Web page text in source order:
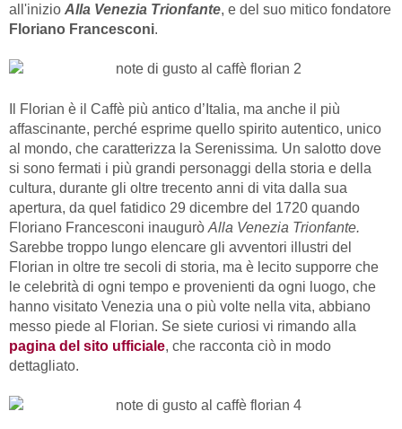
all'inizio Alla Venezia Trionfante, e del suo mitico fondatore
Floriano Francesconi.
Il Florian è il Caffè più antico d’Italia, ma anche il più
affascinante, perché esprime quello spirito autentico, unico
al mondo, che caratterizza la Serenissima. Un salotto dove
si sono fermati i più grandi personaggi della storia e della
cultura, durante gli oltre trecento anni di vita dalla sua
apertura, da quel fatidico 29 dicembre del 1720 quando
Floriano Francesconi inaugurò Alla Venezia Trionfante.
Sarebbe troppo lungo elencare gli avventori illustri del
Florian in oltre tre secoli di storia, ma è lecito supporre che
le celebrità di ogni tempo e provenienti da ogni luogo, che
hanno visitato Venezia una o più volte nella vita, abbiano
messo piede al Florian. Se siete curiosi vi rimando alla
pagina del sito ufficiale, che racconta ciò in modo
dettagliato.